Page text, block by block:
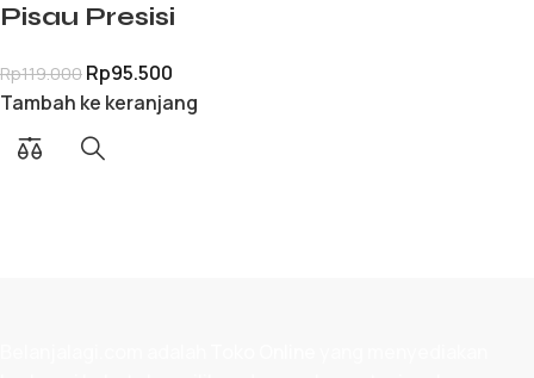
Pisau Presisi
Rp119.000 Rp95.500
Tambah ke keranjang